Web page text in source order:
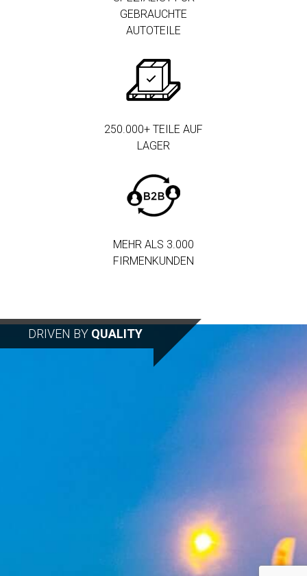
GEBRAUCHTE
AUTOTEILE
250.000+ TEILE AUF
LAGER
MEHR ALS 3.000
FIRMENKUNDEN
DRIVEN BY QUALITY